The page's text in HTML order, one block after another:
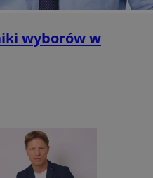
wyborów w